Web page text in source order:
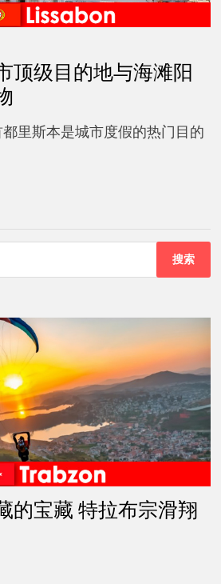
顶级目的地与海滩阳
里斯本是城市度假的热门目的
的宝藏 特拉布宗滑翔